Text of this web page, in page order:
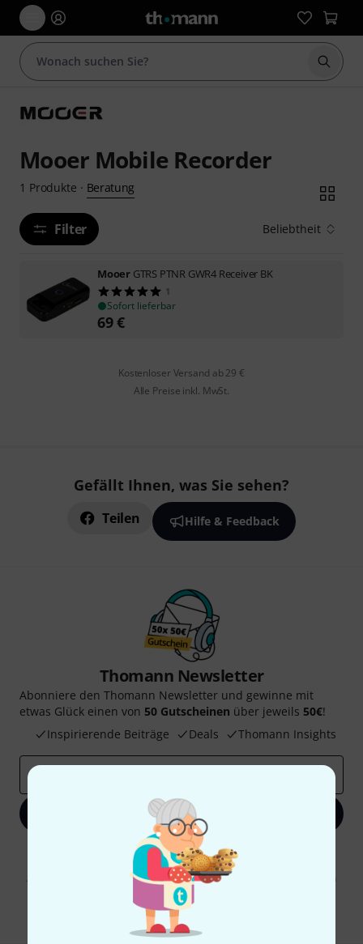
Suche
Mooer Mobile Recorder
1 Produkte · Beratung
Filter Beliebtheit
Mooer GTRS PTNR GWR4 Receiver BK
1
Sofort lieferbar
69€
Kostenloser Versand ab 29 €
Alle Preise inkl. MwSt.
Gefällt Ihnen, was Sie sehen?
Teilen Hilfe & Feedback
Thomann Newsletter
Abonniere den Thomann Newsletter und gewinne mit
etwas Glück einen von 50 Gutscheinen über jeweils 50€!
Inspirierende Beiträge
Deals Thomann Insights
Jetzt anmelden
Mit Klick auf „Jetzt anmelden“ stimmen Sie dem Erhalt von E-Mail-
Werbung und einer Messung des E-Mail-Nutzungsverhaltens zu. Die
Abmeldung ist jederzeit möglich. Weitere Informationen finden Sie in
Datenschutzhinweisen
* Pflichtfeld